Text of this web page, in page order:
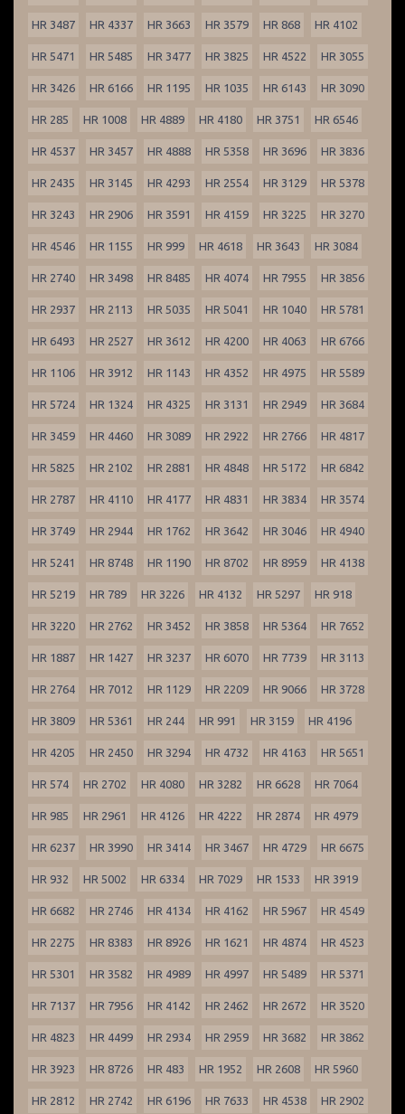
HR 3487 HR 4337 HR 3663 HR 3579 HR 868 HR 4102
HR 5471 HR 5485 HR 3477 HR 3825 HR 4522 HR 3055
HR 3426 HR 6166 HR 1195 HR 1035 HR 6143 HR 3090
HR 285 HR 1008 HR 4889 HR 4180 HR 3751 HR 6546
HR 4537 HR 3457 HR 4888 HR 5358 HR 3696 HR 3836
HR 2435 HR 3145 HR 4293 HR 2554 HR 3129 HR 5378
HR 3243 HR 2906 HR 3591 HR 4159 HR 3225 HR 3270
HR 4546 HR 1155 HR 999 HR 4618 HR 3643 HR 3084
HR 2740 HR 3498 HR 8485 HR 4074 HR 7955 HR 3856
HR 2937 HR 2113 HR 5035 HR 5041 HR 1040 HR 5781
HR 6493 HR 2527 HR 3612 HR 4200 HR 4063 HR 6766
HR 1106 HR 3912 HR 1143 HR 4352 HR 4975 HR 5589
HR 5724 HR 1324 HR 4325 HR 3131 HR 2949 HR 3684
HR 3459 HR 4460 HR 3089 HR 2922 HR 2766 HR 4817
HR 5825 HR 2102 HR 2881 HR 4848 HR 5172 HR 6842
HR 2787 HR 4110 HR 4177 HR 4831 HR 3834 HR 3574
HR 3749 HR 2944 HR 1762 HR 3642 HR 3046 HR 4940
HR 5241 HR 8748 HR 1190 HR 8702 HR 8959 HR 4138
HR 5219 HR 789 HR 3226 HR 4132 HR 5297 HR 918
HR 3220 HR 2762 HR 3452 HR 3858 HR 5364 HR 7652
HR 1887 HR 1427 HR 3237 HR 6070 HR 7739 HR 3113
HR 2764 HR 7012 HR 1129 HR 2209 HR 9066 HR 3728
HR 3809 HR 5361 HR 244 HR 991 HR 3159 HR 4196
HR 4205 HR 2450 HR 3294 HR 4732 HR 4163 HR 5651
HR 574 HR 2702 HR 4080 HR 3282 HR 6628 HR 7064
HR 985 HR 2961 HR 4126 HR 4222 HR 2874 HR 4979
HR 6237 HR 3990 HR 3414 HR 3467 HR 4729 HR 6675
HR 932 HR 5002 HR 6334 HR 7029 HR 1533 HR 3919
HR 6682 HR 2746 HR 4134 HR 4162 HR 5967 HR 4549
HR 2275 HR 8383 HR 8926 HR 1621 HR 4874 HR 4523
HR 5301 HR 3582 HR 4989 HR 4997 HR 5489 HR 5371
HR 7137 HR 7956 HR 4142 HR 2462 HR 2672 HR 3520
HR 4823 HR 4499 HR 2934 HR 2959 HR 3682 HR 3862
HR 3923 HR 8726 HR 483 HR 1952 HR 2608 HR 5960
HR 2812 HR 2742 HR 6196 HR 7633 HR 4538 HR 2902